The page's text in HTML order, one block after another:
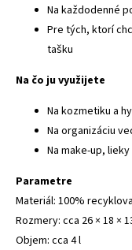
Na každodenné
Pre tých, ktorí
tašku
Na čo ju využijete
Na kozmetiku a
Na organizáciu
Na make-up,
Parametre
Materiál: 100%
Rozmery: cca 26 × 18 ×
Objem: cca 4 l